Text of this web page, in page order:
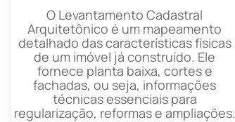
O Levantamento Cadastral
Arquitetônico é um mapeamento
detalhado das características físicas
de um imóvel já construído. Ele
fornece planta baixa, cortes e
fachadas, ou seja, informações
técnicas essenciais para
regularização, reformas e ampliações.